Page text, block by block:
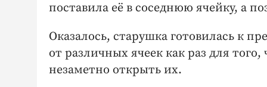
поставила её в соседнюю ячейку, а
Оказалось, старушка готовилась к
от различных ячеек как раз для
незаметно открыть их.